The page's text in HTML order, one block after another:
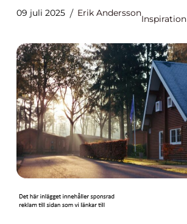
09 juli 2025 Erik Andersson
Inspiration